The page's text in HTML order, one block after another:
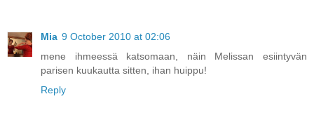
Mia 9 October 2010 at 02:06
mene ihmeessä katsomaan, näin Melissan esiintyvän
parisen kuukautta sitten, ihan huippu!
Reply